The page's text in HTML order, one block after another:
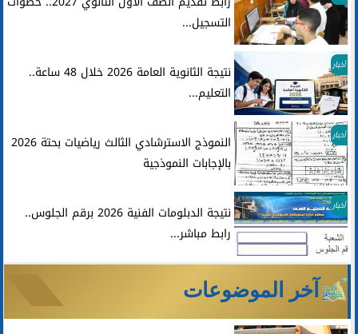
التسجيل...
أخبار
نتيجة الثانوية العامة 2026 خلال 48 ساعة..
التعليم...
أخبار
النموذج الاسترشادي الثالث رياضيات بحتة 2026
بالإجابات النموذجية
أخبار
نتيجة الدبلومات الفنية 2026 برقم الجلوس..
رابط مباشر...
آخر الموضوعات